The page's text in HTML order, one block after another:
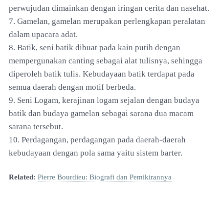
perwujudan dimainkan dengan iringan cerita dan nasehat.
7. Gamelan, gamelan merupakan perlengkapan peralatan
dalam upacara adat.
8. Batik, seni batik dibuat pada kain putih dengan
mempergunakan canting sebagai alat tulisnya, sehingga
diperoleh batik tulis. Kebudayaan batik terdapat pada
semua daerah dengan motif berbeda.
9. Seni Logam, kerajinan logam sejalan dengan budaya
batik dan budaya gamelan sebagai sarana dua macam
sarana tersebut.
10. Perdagangan, perdagangan pada daerah-daerah
kebudayaan dengan pola sama yaitu sistem barter.
Related: Pierre Bourdieu: Biografi dan Pemikirannya